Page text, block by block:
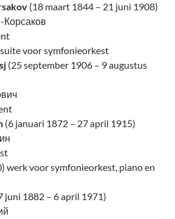
(18 maart 1844 – 21 juni 1908)
voor symfonieorkest
(25 september 1906 – 9 augustus
(6 januari 1872 – 27 april 1915)
werk voor symfonieorkest, piano en
juni 1882 – 6 april 1971)